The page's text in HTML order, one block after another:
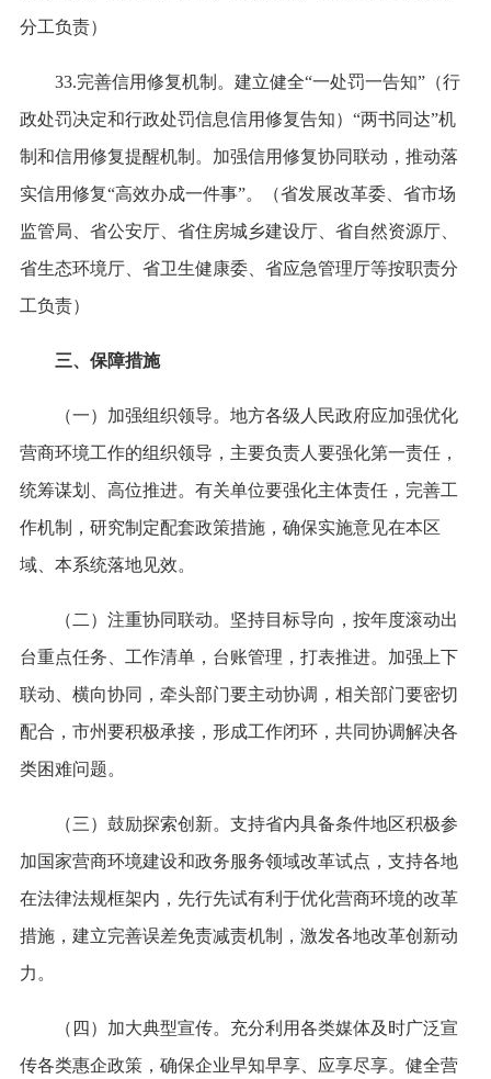
分工负责）
33.完善信用修复机制。建立健全“一处罚一告知”（行
政处罚决定和行政处罚信息信用修复告知）“两书同达”机
制和信用修复提醒机制。加强信用修复协同联动，推动落
实信用修复“高效办成一件事”。（省发展改革委、省市场
监管局、省公安厅、省住房城乡建设厅、省自然资源厅、
省生态环境厅、省卫生健康委、省应急管理厅等按职责分
工负责）
三、保障措施
（一）加强组织领导。地方各级人民政府应加强优化
营商环境工作的组织领导，主要负责人要强化第一责任，
统筹谋划、高位推进。有关单位要强化主体责任，完善工
作机制，研究制定配套政策措施，确保实施意见在本区
域、本系统落地见效。
（二）注重协同联动。坚持目标导向，按年度滚动出
台重点任务、工作清单，台账管理，打表推进。加强上下
联动、横向协同，牵头部门要主动协调，相关部门要密切
配合，市州要积极承接，形成工作闭环，共同协调解决各
类困难问题。
（三）鼓励探索创新。支持省内具备条件地区积极参
加国家营商环境建设和政务服务领域改革试点，支持各地
在法律法规框架内，先行先试有利于优化营商环境的改革
措施，建立完善误差免责减责机制，激发各地改革创新动
力。
（四）加大典型宣传。充分利用各类媒体及时广泛宣
传各类惠企政策，确保企业早知早享、应享尽享。健全营